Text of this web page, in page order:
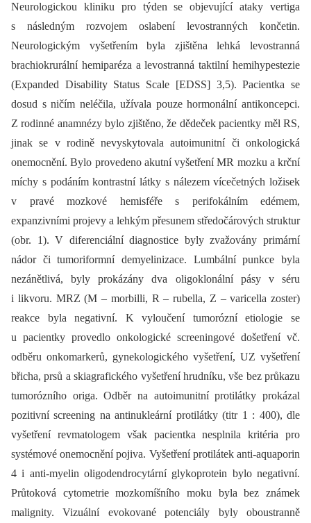
Neurologickou kliniku pro týden se objevující ataky vertiga
s následným rozvojem oslabení levostranných končetin.
Neurologickým vyšetřením byla zjištěna lehká levostranná
brachiokrurální hemiparéza a levostranná taktilní hemihypestezie
(Expanded Disability Status Scale [EDSS] 3,5). Pacientka se
dosud s ničím neléčila, užívala pouze hormonální antikoncepci.
Z rodinné anamnézy bylo zjištěno, že dědeček pacientky měl RS,
jinak se v rodině nevyskytovala autoimunitní či onkologická
onemocnění. Bylo provedeno akutní vyšetření MR mozku a krční
míchy s podáním kontrastní látky s nálezem vícečetných ložisek
v pravé mozkové hemisféře s perifokálním edémem,
expanzivními projevy a lehkým přesunem středočárových struktur
(obr. 1). V diferenciální dia­gnostice byly zvažovány primární
nádor či tumoriformní demyelinizace. Lumbální punkce byla
nezánětlivá, byly prokázány dva oligoklonální pásy v séru
i likvoru. MRZ (M –⁠ morbilli, R –⁠ rubella, Z –⁠ varicella zoster)
reakce byla negativní. K vyloučení tumorózní etiologie se
u pacientky provedlo onkologické screeningové došetření vč.
odběru onkomarkerů, gynekologického vyšetření, UZ vyšetření
břicha, prsů a skiagrafického vyšetření hrudníku, vše bez průkazu
tumorózního origa. Odběr na autoimunitní protilátky prokázal
pozitivní screening na antinukleární protilátky (titr 1 : 400), dle
vyšetření revmatologem však pacientka nesplnila kritéria pro
systémové onemocnění pojiva. Vyšetření protilátek anti-aquaporin
4 i anti-myelin oligodendrocytární glykoprotein bylo negativní.
Průtoková cytometrie mozkomíšního moku byla bez známek
malignity. Vizuální evokované potenciály byly oboustranně